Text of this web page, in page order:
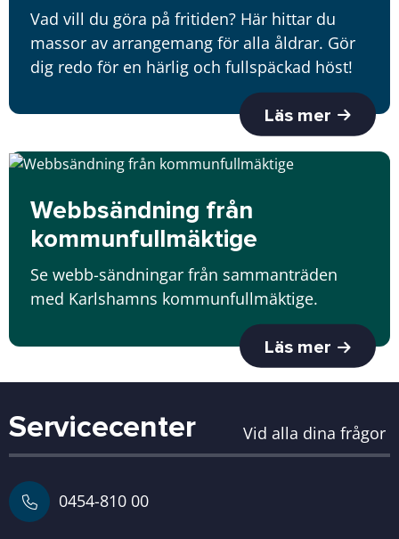
Vad vill du göra på fritiden? Här hittar du
massor av arrangemang för alla åldrar. Gör
dig redo för en härlig och fullspäckad höst!
Läs mer
Webbsändning från
kommunfullmäktige
Se webb-sändningar från sammanträden
med Karlshamns kommunfullmäktige.
Läs mer
Servicecenter Vid alla dina frågor
0454-810 00